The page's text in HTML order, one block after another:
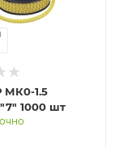
1.5
1000 шт